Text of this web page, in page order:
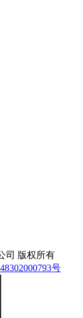
司 版权所有
号